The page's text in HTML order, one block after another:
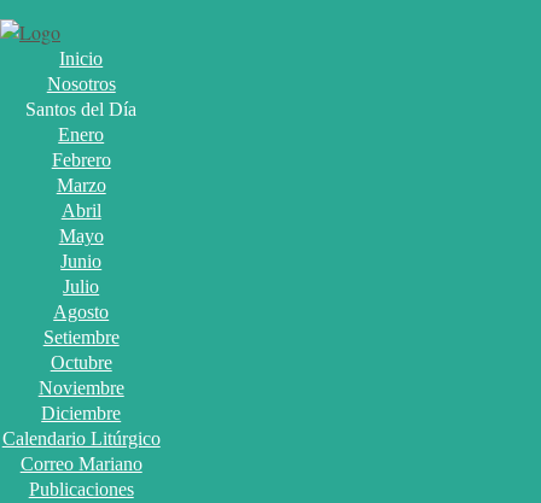
Inicio
Nosotros
Santos del Día
Enero
Febrero
Marzo
Abril
Mayo
Junio
Julio
Agosto
Setiembre
Octubre
Noviembre
Diciembre
Calendario Litúrgico
Correo Mariano
Publicaciones